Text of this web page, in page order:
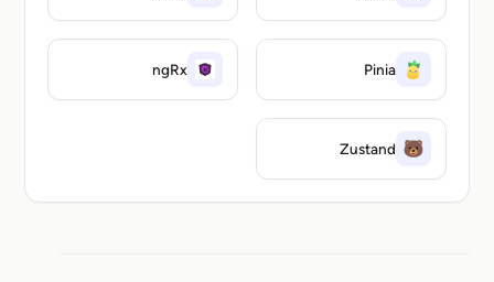
Pinia
ngRx
Zustand